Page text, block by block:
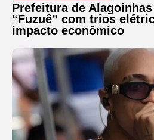
Prefeitura de
“Fuzuê” com trios
impacto econômico